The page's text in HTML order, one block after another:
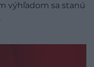
výhľadom sa stanú